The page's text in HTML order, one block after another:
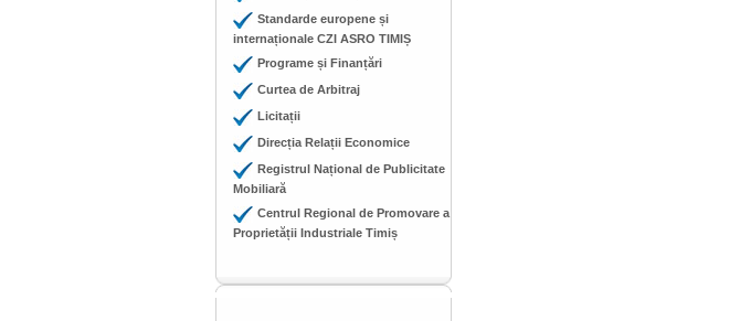
Standarde europene și
internaționale CZI ASRO TIMIȘ
Programe și Finanțări
Curtea de Arbitraj
Licitații
Direcția Relații Economice
Registrul Național de Publicitate
Mobiliară
Centrul Regional de Promovare a
Proprietății Industriale Timiș